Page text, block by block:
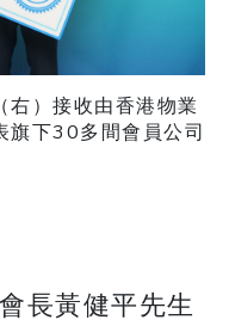
右）接收由香港物業
旗下30多間會員公司
長黃健平先生